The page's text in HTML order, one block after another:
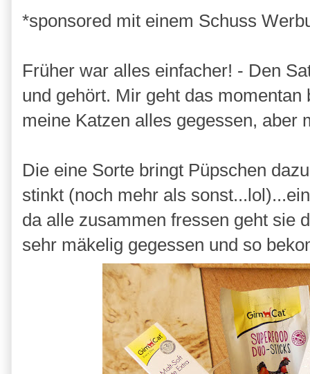
*sponsored mit einem Schuss
Früher war alles einfacher! - Den
und gehört. Mir geht das
meine Katzen alles gegessen, aber
Die eine Sorte bringt Püpschen
stinkt (noch mehr als
da alle zusammen fressen geht sie
sehr mäkelig gegessen und so